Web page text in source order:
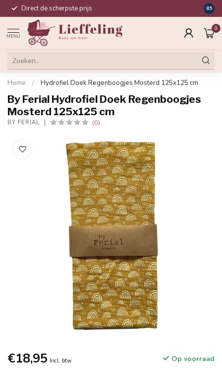
Direct de scherpste prijs 8.5
MENU
0
Home / Hydrofiel Doek Regenboogjes Mosterd 125x125 cm
By Ferial Hydrofiel Doek Regenboogjes
Mosterd 125x125 cm
BY FERIAL (0)
€18,95 Incl. btw Op voorraad